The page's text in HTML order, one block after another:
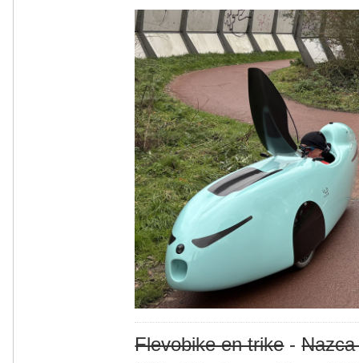
Flevobike en trike-